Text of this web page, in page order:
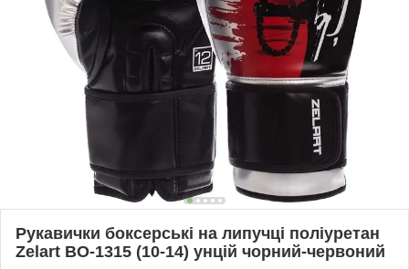
Рукавички боксерські на липучці поліуретан
Zelart BO-1315 (10-14) унцій чорний-червоний